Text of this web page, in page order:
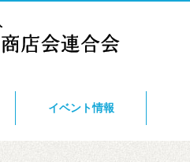
イベント情報